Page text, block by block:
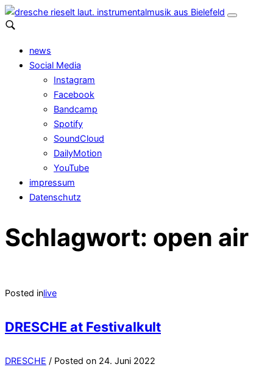
news
Social Media
Instagram
Facebook
Bandcamp
Spotify
SoundCloud
DailyMotion
YouTube
impressum
Datenschutz
Schlagwort: open air
Posted inlive
DRESCHE at Festivalkult
DRESCHE / Posted on 24. Juni 2022